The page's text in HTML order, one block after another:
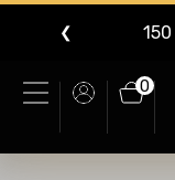
❯
0